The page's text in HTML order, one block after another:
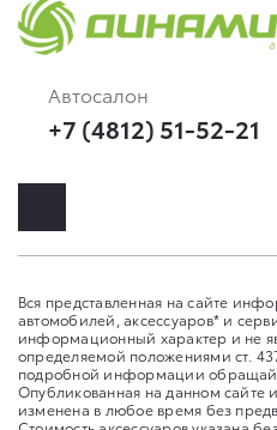
Автосалон
+7 (4812) 51-52-21
Вся представленная на сайте
автомобилей, аксессуаров* и
информационный характер и не
определяемой положениями ст.
подробной информации
Опубликованная на данном
изменена в любое время без